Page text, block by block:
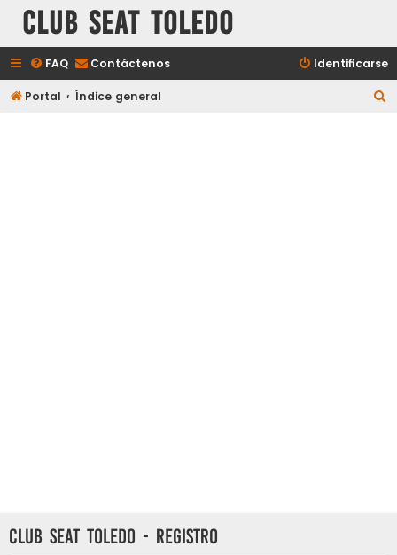
Club Seat Toledo
FAQ Contáctenos Identificarse
Portal Índice general
Club Seat Toledo - Registro